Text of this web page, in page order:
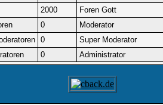
2000
Foren Gott
0
Moderator
0
Super Moderator
0 Administrator